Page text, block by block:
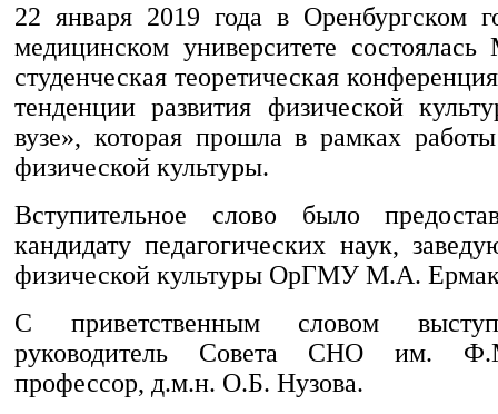
22 января 2019 года в Оренбургском
медицинском университете состоялась
студенческая теоретическая
тенденции развития физической
вузе», которая прошла в рамках
физической культуры.
Вступительное слово было
кандидату педагогических наук,
физической культуры ОрГМУ М.А.
С приветственным словом
руководитель Совета СНО им.
профессор, д.м.н. О.Б. Нузова.